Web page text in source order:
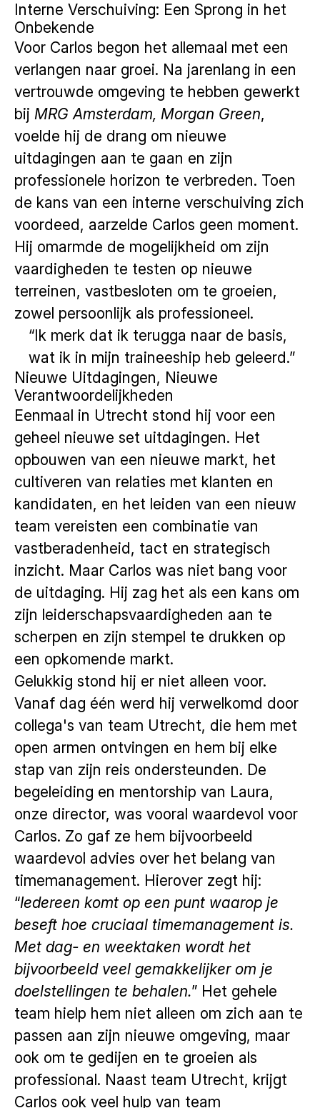
Interne Verschuiving: Een Sprong in het
Onbekende
Voor Carlos begon het allemaal met een
verlangen naar groei. Na jarenlang in een
vertrouwde omgeving te hebben gewerkt
bij MRG Amsterdam, Morgan Green,
voelde hij de drang om nieuwe
uitdagingen aan te gaan en zijn
professionele horizon te verbreden. Toen
de kans van een interne verschuiving zich
voordeed, aarzelde Carlos geen moment.
Hij omarmde de mogelijkheid om zijn
vaardigheden te testen op nieuwe
terreinen, vastbesloten om te groeien,
zowel persoonlijk als professioneel.
“Ik merk dat ik terugga naar de basis,
wat ik in mijn traineeship heb geleerd.”
Nieuwe Uitdagingen, Nieuwe
Verantwoordelijkheden
Eenmaal in Utrecht stond hij voor een
geheel nieuwe set uitdagingen. Het
opbouwen van een nieuwe markt, het
cultiveren van relaties met klanten en
kandidaten, en het leiden van een nieuw
team vereisten een combinatie van
vastberadenheid, tact en strategisch
inzicht. Maar Carlos was niet bang voor
de uitdaging. Hij zag het als een kans om
zijn leiderschapsvaardigheden aan te
scherpen en zijn stempel te drukken op
een opkomende markt.
Gelukkig stond hij er niet alleen voor.
Vanaf dag één werd hij verwelkomd door
collega's van team Utrecht, die hem met
open armen ontvingen en hem bij elke
stap van zijn reis ondersteunden. De
begeleiding en mentorship van Laura,
onze director, was vooral waardevol voor
Carlos. Zo gaf ze hem bijvoorbeeld
waardevol advies over het belang van
timemanagement. Hierover zegt hij:
“Iedereen komt op een punt waarop je
beseft hoe cruciaal timemanagement is.
Met dag- en weektaken wordt het
bijvoorbeeld veel gemakkelijker om je
doelstellingen te behalen.” Het gehele
team hielp hem niet alleen om zich aan te
passen aan zijn nieuwe omgeving, maar
ook om te gedijen en te groeien als
professional. Naast team Utrecht, krijgt
Carlos ook veel hulp van team